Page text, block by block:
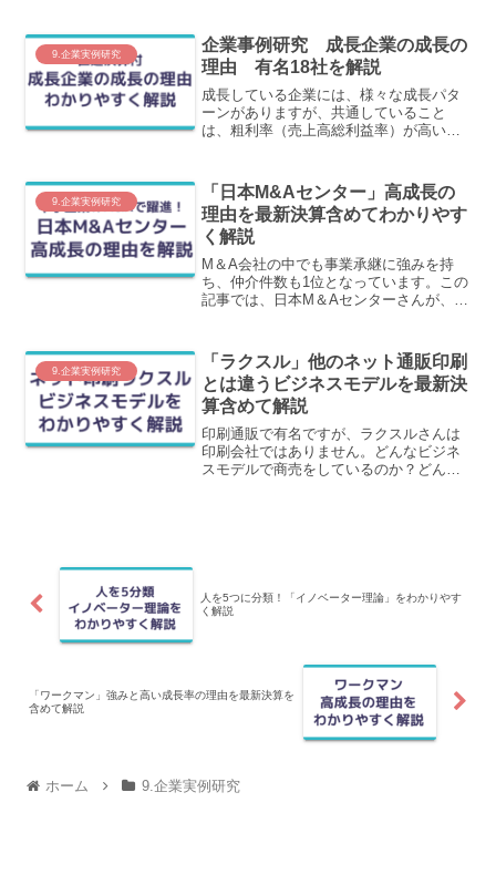
は、ZOZOさんがどのような工夫をし
て、成長しているのかを最新決算含めて
わかりやすく解説します。
9.企業実例研究
企業事例研究 成長企業の成長の
理由 有名18社を解説
成長している企業には、様々な成長パタ
ーンがありますが、共通していること
は、粗利率（売上高総利益率）が高いこ
を分かりやすく解説しています。
9.企業実例研究
「日本M&Aセンター」高成長の
理由を最新決算含めてわかりやす
く解説
M＆A会社の中でも事業承継に強みを持
ち、仲介件数も1位となっています。この
記事では、日本M＆Aセンターさんが、な
9.企業実例研究
「ラクスル」他のネット通販印刷
とは違うビジネスモデルを最新決
算含めて解説
印刷通販で有名ですが、ラクスルさんは
印刷会社ではありません。どんなビジネ
スモデルで商売をしているのか？どんな
人を5つに分類！「イノベーター理論」をわかりやす
く解説
「ワークマン」強みと高い成長率の理由を最新決算を
含めて解説
ホーム 9.企業実例研究